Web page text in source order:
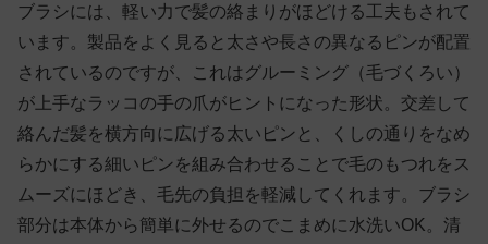
ブラシには、軽い力で髪の絡まりがほどける工夫もされて
います。製品をよく見ると太さや長さの異なるピンが配置
されているのですが、これはグルーミング（毛づくろい）
が上手なラッコの手の爪がヒントになった形状。交差して
絡んだ髪を横方向に広げる太いピンと、くしの通りをなめ
らかにする細いピンを組み合わせることで毛のもつれをス
ムーズにほどき、毛先の負担を軽減してくれます。ブラシ
部分は本体から簡単に外せるのでこまめに水洗いOK。清